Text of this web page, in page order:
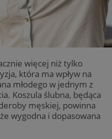
więcej niż tylko
która ma wpływ na
młodego w jednym z
Koszula ślubna, będąca
męskiej, powinna
wygodna i dopasowana